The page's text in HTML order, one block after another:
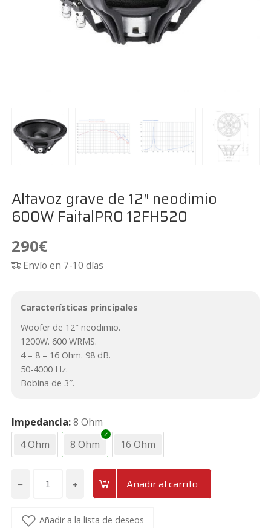
Altavoz grave de 12″ neodimio
600W FaitalPRO 12FH520
290€
Envío en 7-10 días
Características principales
Woofer de 12″ neodimio.
1200W. 600 WRMS.
4 – 8 – 16 Ohm. 98 dB.
50-4000 Hz.
Bobina de 3″.
Impedancia 8 Ohm
4 Ohm
8 Ohm 16 Ohm
−
de
+ Añadir al carrito
Añadir a la lista de deseos